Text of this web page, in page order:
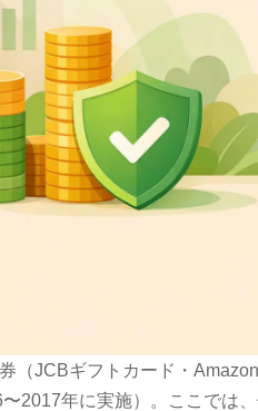
（JCBギフトカード・
〜2017年に実施）。ここでは